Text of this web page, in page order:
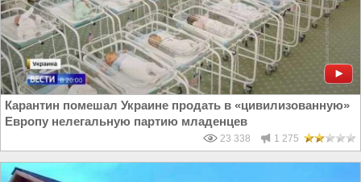
Карантин помешал Украине продать в «цивилизованную»
Европу нелегальную партию младенцев
23 338 1 275